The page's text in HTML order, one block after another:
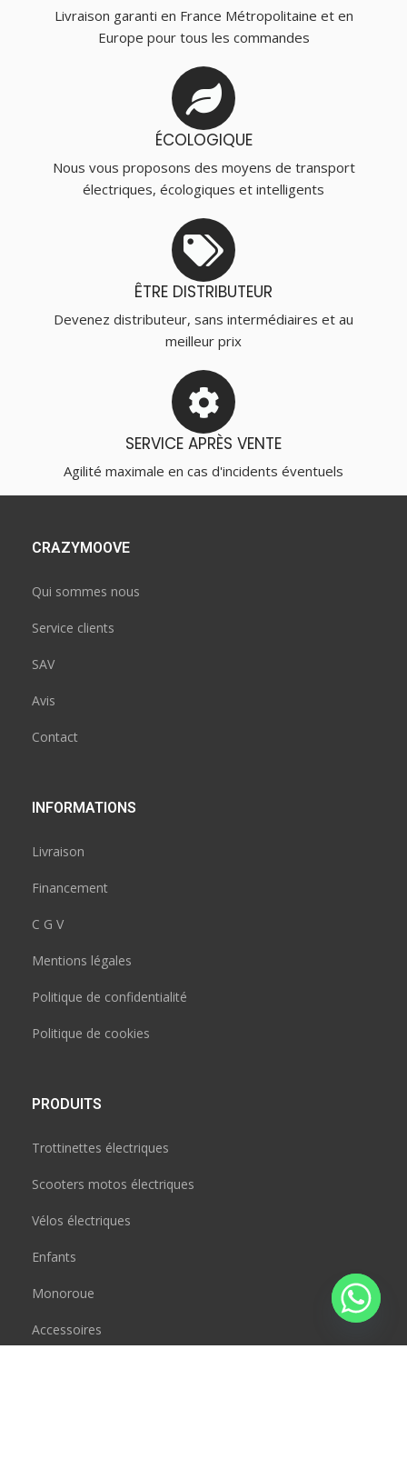
Livraison garanti en France Métropolitaine et en
Europe pour tous les commandes
ÉCOLOGIQUE
Nous vous proposons des moyens de transport
électriques, écologiques et intelligents
ÊTRE DISTRIBUTEUR
Devenez distributeur, sans intermédiaires et au
meilleur prix
SERVICE APRÈS VENTE
Agilité maximale en cas d'incidents éventuels
CRAZYMOOVE
Qui sommes nous
Service clients
SAV
Avis
Contact
INFORMATIONS
Livraison
Financement
C G V
Mentions légales
Politique de confidentialité
Politique de cookies
PRODUITS
Trottinettes électriques
Scooters motos électriques
Vélos électriques
Enfants
Monoroue
Accessoires